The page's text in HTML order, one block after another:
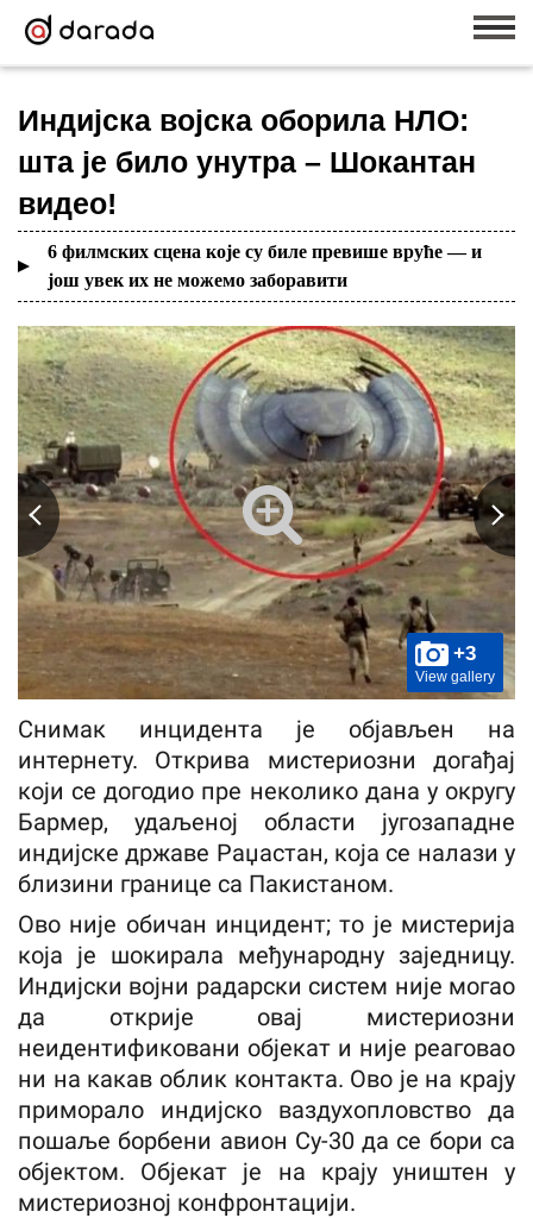
Индијска војска оборила НЛО:
шта је било унутра – Шокантан
видео!
6 филмских сцена које су биле превише вруће — и
још увек их не можемо заборавити
+3
View gallery
Снимак инцидента је објављен на
интернету. Открива мистериозни догађај
који се догодио пре неколико дана у округу
Бармер, удаљеној области југозападне
индијске државе Раџастан, која се налази у
близини границе са Пакистаном.
Ово није обичан инцидент; то је мистерија
која је шокирала међународну заједницу.
Индијски војни радарски систем није могао
да открије овај мистериозни
неидентификовани објекат и није реаговао
ни на какав облик контакта. Ово је на крају
приморало индијско ваздухопловство да
пошаље борбени авион Су-30 да се бори са
објектом. Објекат је на крају уништен у
мистериозној конфронтацији.